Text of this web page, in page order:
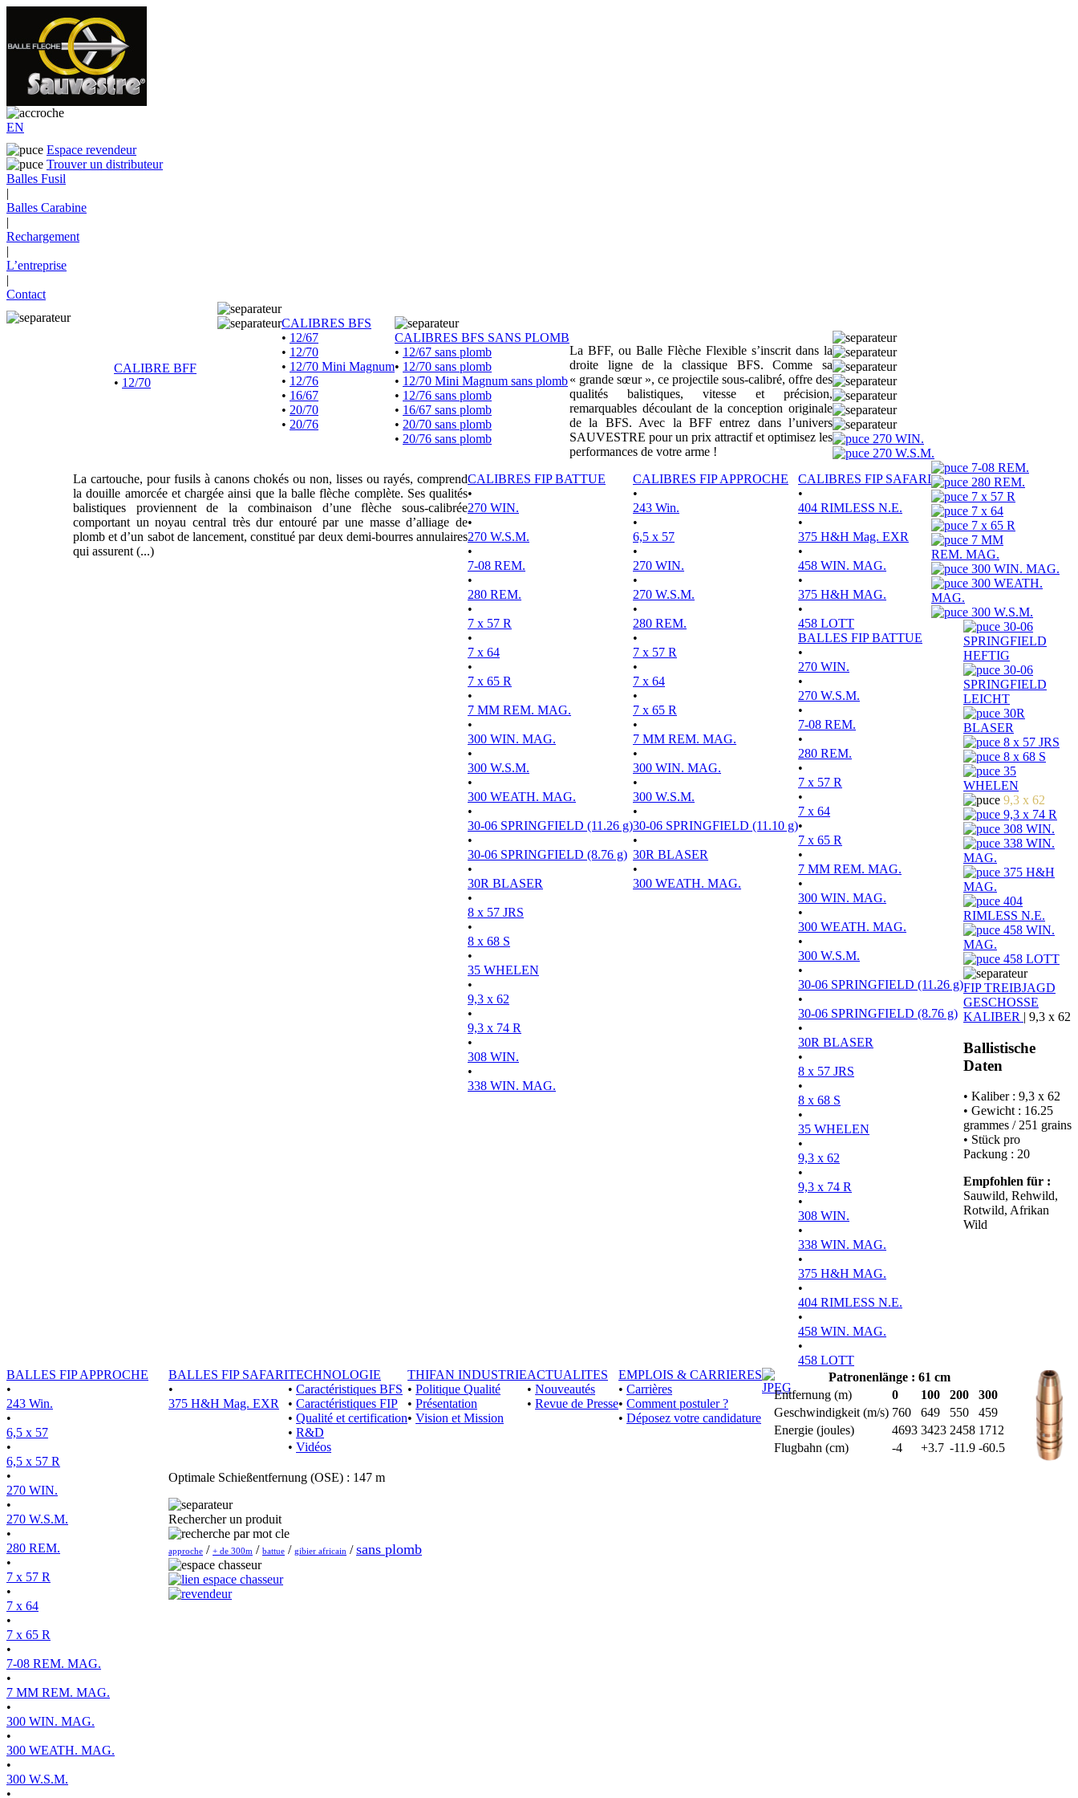
EN
Espace revendeur
Trouver un distributeur
Balles Fusil
|
Balles Carabine
|
Rechargement
|
L’entreprise
|
Contact
CALIBRE BFF
• 12/70
CALIBRES BFS
• 12/67
• 12/70
• 12/70 Mini Magnum
• 12/76
• 16/67
• 20/70
• 20/76
CALIBRES BFS SANS PLOMB
• 12/67 sans plomb
• 12/70 sans plomb
• 12/70 Mini Magnum sans plomb
• 12/76 sans plomb
• 16/67 sans plomb
• 20/70 sans plomb
• 20/76 sans plomb
La BFF, ou Balle Flèche Flexible s’inscrit dans la
droite ligne de la classique BFS. Comme sa
« grande sœur », ce projectile sous-calibré, offre des
qualités balistiques, vitesse et précision,
remarquables découlant de la conception originale
de la BFS. Avec la BFF entrez dans l’univers
SAUVESTRE pour un prix attractif et optimisez les
performances de votre arme !
La cartouche, pour fusils à canons chokés ou non, lisses ou rayés, comprend
la douille amorcée et chargée ainsi que la balle flèche complète. Ses qualités
balistiques proviennent de la combinaison d’une flèche sous-calibrée
comportant un noyau central très dur entouré par une masse d’alliage de
plomb et d’un sabot de lancement, constitué par deux demi-bourres annulaires
qui assurent (...)
CALIBRES FIP BATTUE
•
270 WIN.
•
270 W.S.M.
•
7-08 REM.
•
280 REM.
•
7 x 57 R
•
7 x 64
•
7 x 65 R
•
7 MM REM. MAG.
•
300 WIN. MAG.
•
300 W.S.M.
•
300 WEATH. MAG.
•
30-06 SPRINGFIELD (11.26 g)
•
30-06 SPRINGFIELD (8.76 g)
•
30R BLASER
•
8 x 57 JRS
•
8 x 68 S
•
35 WHELEN
•
9,3 x 62
•
9,3 x 74 R
•
308 WIN.
•
338 WIN. MAG.
CALIBRES FIP APPROCHE
•
243 Win.
•
6,5 x 57
•
270 WIN.
•
270 W.S.M.
•
280 REM.
•
7 x 57 R
•
7 x 64
•
7 x 65 R
•
7 MM REM. MAG.
•
300 WIN. MAG.
•
300 W.S.M.
•
30-06 SPRINGFIELD (11.10 g)
•
30R BLASER
•
300 WEATH. MAG.
CALIBRES FIP SAFARI
•
404 RIMLESS N.E.
•
375 H&H Mag. EXR
•
458 WIN. MAG.
•
375 H&H MAG.
•
458 LOTT
BALLES FIP BATTUE
•
270 WIN.
•
270 W.S.M.
•
7-08 REM.
•
280 REM.
•
7 x 57 R
•
7 x 64
•
7 x 65 R
•
7 MM REM. MAG.
•
300 WIN. MAG.
•
300 WEATH. MAG.
•
300 W.S.M.
•
30-06 SPRINGFIELD (11.26 g)
•
30-06 SPRINGFIELD (8.76 g)
•
30R BLASER
•
8 x 57 JRS
•
8 x 68 S
•
35 WHELEN
•
9,3 x 62
•
9,3 x 74 R
•
308 WIN.
•
338 WIN. MAG.
•
375 H&H MAG.
•
404 RIMLESS N.E.
•
458 WIN. MAG.
•
458 LOTT
BALLES FIP APPROCHE
•
243 Win.
•
6,5 x 57
•
6,5 x 57 R
•
270 WIN.
•
270 W.S.M.
•
280 REM.
•
7 x 57 R
•
7 x 64
•
7 x 65 R
•
7-08 REM. MAG.
•
7 MM REM. MAG.
•
300 WIN. MAG.
•
300 WEATH. MAG.
•
300 W.S.M.
•
BALLES FIP SAFARI
•
375 H&H Mag. EXR
TECHNOLOGIE
• Caractéristiques BFS
• Caractéristiques FIP
• Qualité et certification
• R&D
• Vidéos
THIFAN INDUSTRIE
• Politique Qualité
• Présentation
• Vision et Mission
ACTUALITES
• Nouveautés
• Revue de Presse
EMPLOIS & CARRIERES
• Carrières
• Comment postuler ?
• Déposez votre candidature
270 WIN.
270 W.S.M.
7-08 REM.
280 REM.
7 x 57 R
7 x 64
7 x 65 R
7 MM
REM. MAG.
300 WIN. MAG.
300 WEATH.
MAG.
300 W.S.M.
30-06
SPRINGFIELD
HEFTIG
30-06
SPRINGFIELD
LEICHT
30R
BLASER
8 x 57 JRS
8 x 68 S
35
WHELEN
9,3 x 62
9,3 x 74 R
308 WIN.
338 WIN.
MAG.
375 H&H
MAG.
404
RIMLESS N.E.
458 WIN.
MAG.
458 LOTT
FIP TREIBJAGD
GESCHOSSE
KALIBER | 9,3 x 62
Ballistische
Daten
• Kaliber : 9,3 x 62
• Gewicht : 16.25
grammes / 251 grains
• Stück pro
Packung : 20
Empfohlen für :
Sauwild, Rehwild,
Rotwild, Afrikan
Wild
Patronenlänge : 61 cm
Entfernung (m)
0 100 200
300
Geschwindigkeit (m/s) 760 649 550
459
Energie (joules)
4693 3423 2458 1712
Flugbahn (cm)
-4 +3.7 -11.9 -60.5
Optimale Schießentfernung (OSE) : 147 m
Rechercher un produit
approche / + de 300m / battue / gibier africain / sans plomb